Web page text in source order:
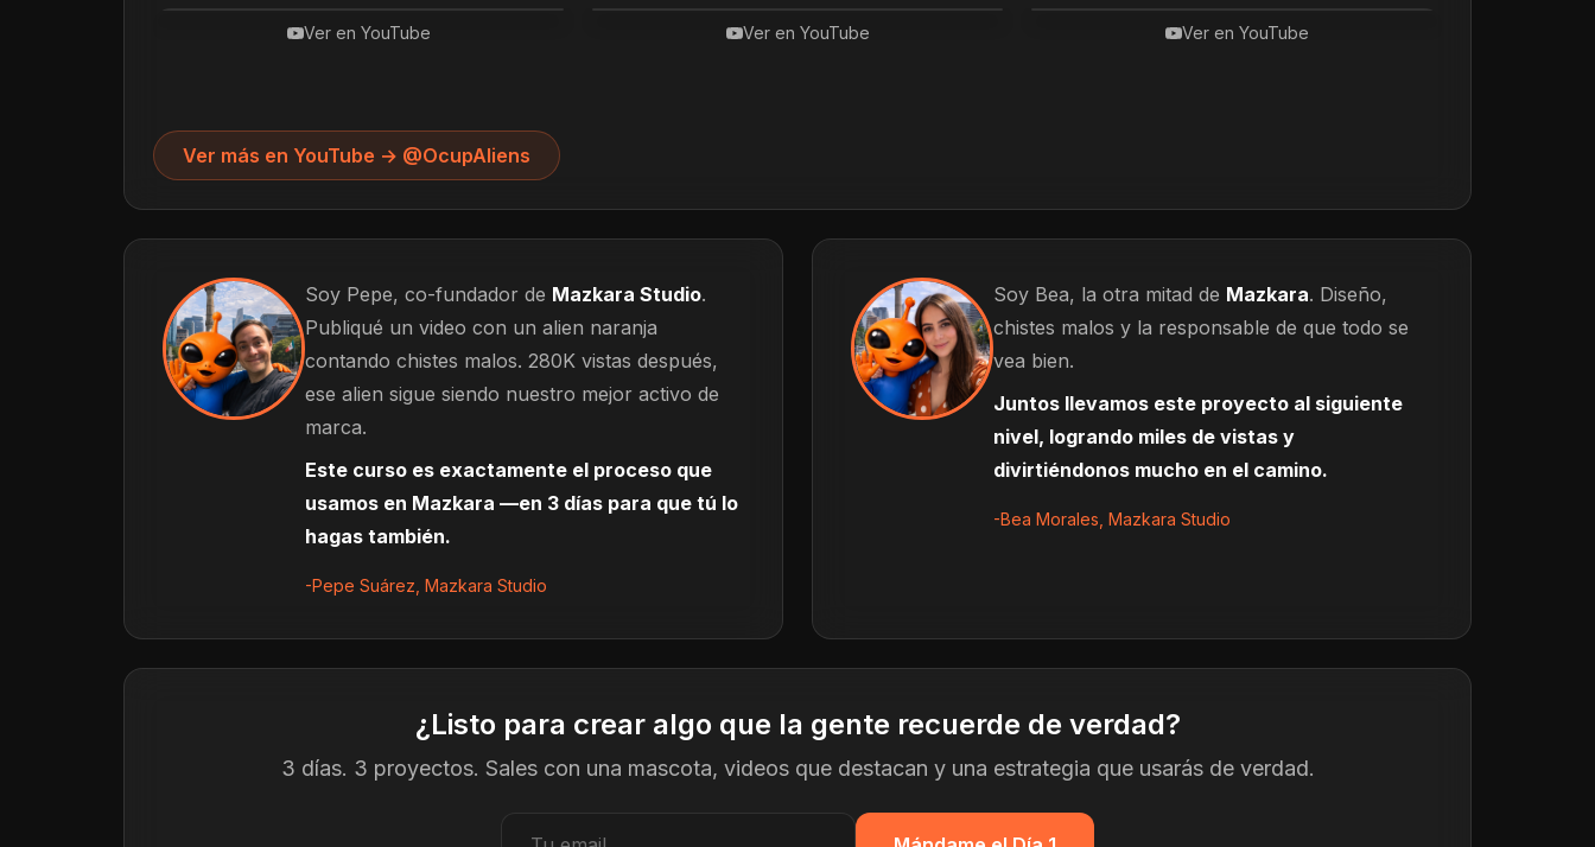
Ver en YouTube Ver en YouTube Ver en YouTube
Ver más en YouTube → @OcupAliens
Soy Pepe, co-fundador de Mazkara Studio.
Publiqué un video con un alien naranja
contando chistes malos. 280K vistas después,
ese alien sigue siendo nuestro mejor activo de
marca.
Este curso es exactamente el proceso que
usamos en Mazkara —en 3 días para que tú lo
hagas también.
-Pepe Suárez, Mazkara Studio
Soy Bea, la otra mitad de Mazkara. Diseño,
chistes malos y la responsable de que todo se
vea bien.
Juntos llevamos este proyecto al siguiente
nivel, logrando miles de vistas y
divirtiéndonos mucho en el camino.
-Bea Morales, Mazkara Studio
¿Listo para crear algo que la gente recuerde de verdad?
3 días. 3 proyectos. Sales con una mascota, videos que destacan y una estrategia que usarás de verdad.